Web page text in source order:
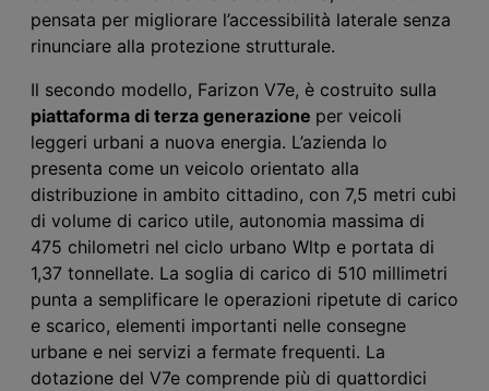
pensata per migliorare l’accessibilità laterale senza
rinunciare alla protezione strutturale.
Il secondo modello, Farizon V7e, è costruito sulla
piattaforma di terza generazione per veicoli
leggeri urbani a nuova energia. L’azienda lo
presenta come un veicolo orientato alla
distribuzione in ambito cittadino, con 7,5 metri cubi
di volume di carico utile, autonomia massima di
475 chilometri nel ciclo urbano Wltp e portata di
1,37 tonnellate. La soglia di carico di 510 millimetri
punta a semplificare le operazioni ripetute di carico
e scarico, elementi importanti nelle consegne
urbane e nei servizi a fermate frequenti. La
dotazione del V7e comprende più di quattordici